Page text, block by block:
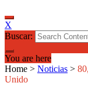
X
Buscar:
You are here
Home > Noticias >
Unido